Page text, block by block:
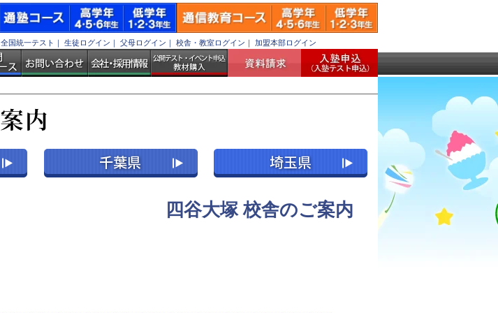
全国統一テスト ｜ 生徒ログイン ｜ 父母ログイン ｜ 校舎・教室ログイン ｜ 加盟本部ログイン
四谷大塚 校舎のご案内